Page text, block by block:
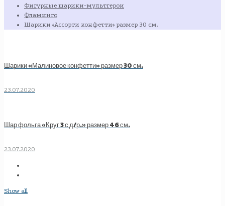
Фигурные шарики-мультгерои
Фламинго
Шарики «Ассорти конфетти» размер 30 см.
Шарики «Малиновое конфетти» размер 30 см.
23.07.2020
Шар фольга «Круг 3 с д/р.» размер 46 см.
23.07.2020
Show all